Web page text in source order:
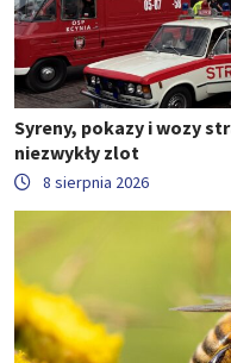
Syreny, pokazy i wozy
niezwykły zlot
8 sierpnia 2026